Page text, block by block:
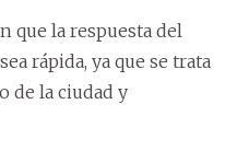
que la respuesta del
rápida, ya que se trata
de la ciudad y